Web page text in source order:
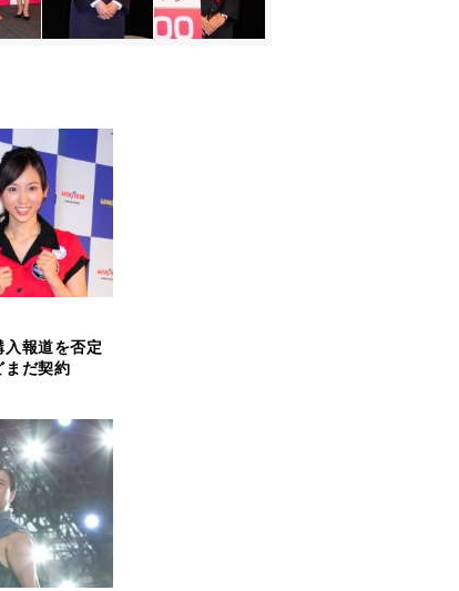
入報道を否定
まだ契約